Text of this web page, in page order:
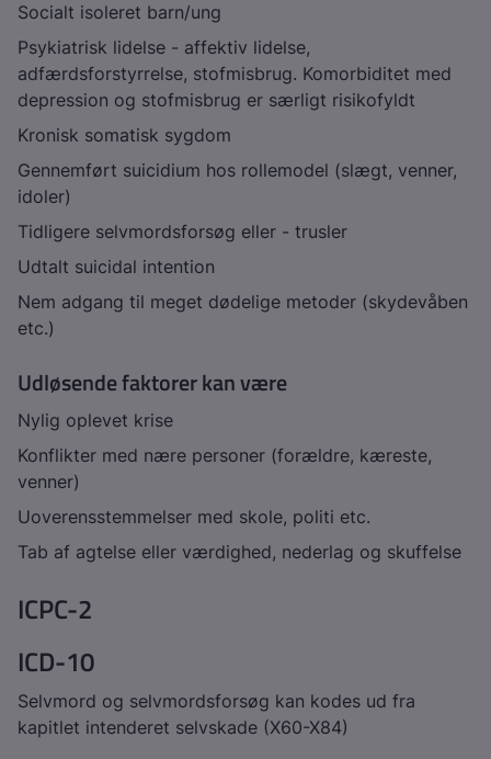
Socialt isoleret barn/ung
Psykiatrisk lidelse - affektiv lidelse,
adfærdsforstyrrelse, stofmisbrug. Komorbiditet med
depression og stofmisbrug er særligt risikofyldt
Kronisk somatisk sygdom
Gennemført suicidium hos rollemodel (slægt, venner,
idoler)
Tidligere selvmordsforsøg eller - trusler
Udtalt suicidal intention
Nem adgang til meget dødelige metoder (skydevåben
etc.)
Udløsende faktorer kan være
Nylig oplevet krise
Konflikter med nære personer (forældre, kæreste,
venner)
Uoverensstemmelser med skole, politi etc.
Tab af agtelse eller værdighed, nederlag og skuffelse
ICPC-2
ICD-10
Selvmord og selvmordsforsøg kan kodes ud fra
kapitlet intenderet selvskade (X60-X84)